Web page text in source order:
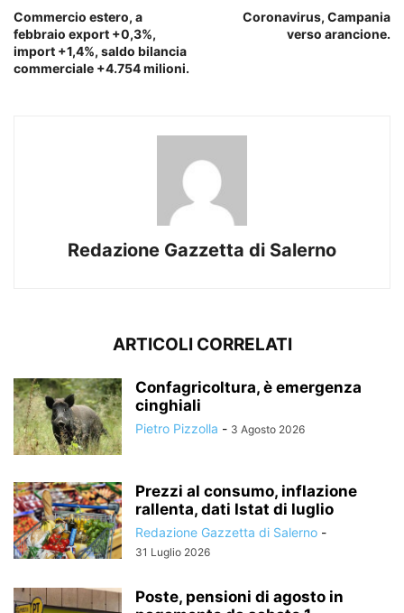
Commercio estero, a
febbraio export +0,3%,
import +1,4%, saldo bilancia
commerciale +4.754 milioni.
Coronavirus, Campania
verso arancione.
Redazione Gazzetta di Salerno
ARTICOLI CORRELATI
Confagricoltura, è emergenza
cinghiali
Pietro Pizzolla - 3 Agosto 2026
Prezzi al consumo, inflazione
rallenta, dati Istat di luglio
Redazione Gazzetta di Salerno -
31 Luglio 2026
Poste, pensioni di agosto in